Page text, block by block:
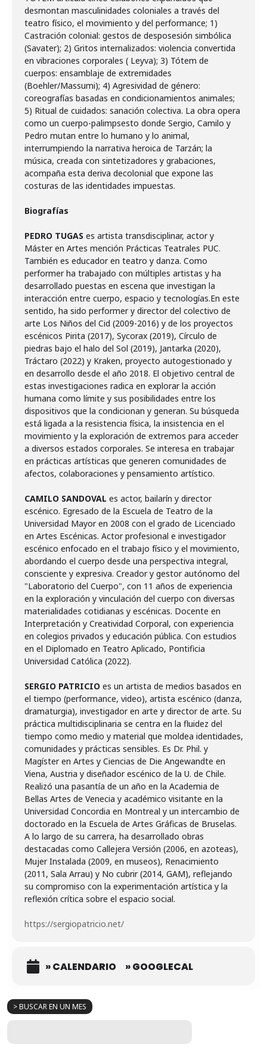
> BUSCAR EN UN MES
desmontan masculinidades coloniales a través del
teatro físico, el movimiento y del performance; 1)
Castración colonial: gestos de desposesión simbólica
(Savater); 2) Gritos internalizados: violencia convertida
en vibraciones corporales ( Leyva); 3) Tótem de
cuerpos: ensamblaje de extremidades
(Boehler/Massumi); 4) Agresividad de género:
coreografías basadas en condicionamientos animales;
5) Ritual de cuidados: sanación colectiva. La obra opera
como un cuerpo-palimpsesto donde Sergio, Camilo y
Pedro mutan entre lo humano y lo animal,
interrumpiendo la narrativa heroica de Tarzán; la
música, creada con sintetizadores y grabaciones,
acompaña esta deriva decolonial que expone las
costuras de las identidades impuestas.
Biografías
PEDRO TUGAS es artista transdisciplinar, actor y
Máster en Artes mención Prácticas Teatrales PUC.
También es educador en teatro y danza. Como
performer ha trabajado con múltiples artistas y ha
desarrollado puestas en escena que investigan la
interacción entre cuerpo, espacio y tecnologías.En este
sentido, ha sido performer y director del colectivo de
arte Los Niños del Cid (2009-2016) y de los proyectos
escénicos Pirita (2017), Sycorax (2019), Círculo de
piedras bajo el halo del Sol (2019), Jantarka (2020),
Tráctaro (2022) y Kraken, proyecto autogestionado y
en desarrollo desde el año 2018. El objetivo central de
estas investigaciones radica en explorar la acción
humana como límite y sus posibilidades entre los
dispositivos que la condicionan y generan. Su búsqueda
está ligada a la resistencia física, la insistencia en el
movimiento y la exploración de extremos para acceder
a diversos estados corporales. Se interesa en trabajar
en prácticas artísticas que generen comunidades de
afectos, colaboraciones y pensamiento artístico.
CAMILO SANDOVAL es actor, bailarín y director
escénico. Egresado de la Escuela de Teatro de la
Universidad Mayor en 2008 con el grado de Licenciado
en Artes Escénicas. Actor profesional e investigador
escénico enfocado en el trabajo físico y el movimiento,
abordando el cuerpo desde una perspectiva integral,
consciente y expresiva. Creador y gestor autónomo del
"Laboratorio del Cuerpo", con 11 años de experiencia
en la exploración y vinculación del cuerpo con diversas
materialidades cotidianas y escénicas. Docente en
Interpretación y Creatividad Corporal, con experiencia
en colegios privados y educación pública. Con estudios
en el Diplomado en Teatro Aplicado, Pontificia
Universidad Católica (2022).
SERGIO PATRICIO es un artista de medios basados en
el tiempo (performance, video), artista escénico (danza,
dramaturgia), investigador en arte y director de arte. Su
práctica multidisciplinaria se centra en la fluidez del
tiempo como medio y material que moldea identidades,
comunidades y prácticas sensibles. Es Dr. Phil. y
Magíster en Artes y Ciencias de Die Angewandte en
Viena, Austria y diseñador escénico de la U. de Chile.
Realizó una pasantía de un año en la Academia de
Bellas Artes de Venecia y académico visitante en la
Universidad Concordia en Montreal y un intercambio de
doctorado en la Escuela de Artes Gráficas de Bruselas.
A lo largo de su carrera, ha desarrollado obras
destacadas como Callejera Versión (2006, en azoteas),
Mujer Instalada (2009, en museos), Renacimiento
(2011, Sala Arrau) y No cubrir (2014, GAM), reflejando
su compromiso con la experimentación artística y la
reflexión crítica sobre el espacio social.
https://sergiopatricio.net/
» CALENDARIO » GOOGLECAL